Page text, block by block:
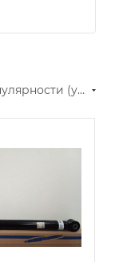
По популярности (убывание)